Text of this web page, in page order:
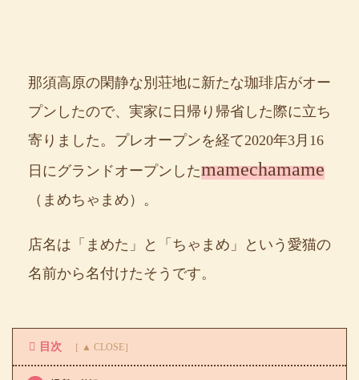
那須高原の閑静な別荘地に新たな珈琲店がオー
プンしたので、実家に日帰り帰省した際に立ち
寄りました。プレオープンを経て2020年3月16
日にグランドオープンしたmamechamame
（まめちゃまめ）。
店名は「まめた」と「ちゃまめ」という愛猫の
名前から名付けたそうです。
目次